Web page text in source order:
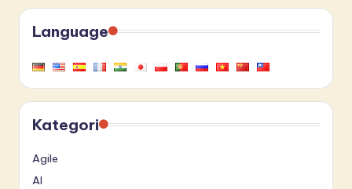
Language
Kategori
Agile
AI